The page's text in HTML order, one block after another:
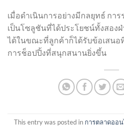
เมื่อดำเนินการอย่างมีกลยุทธ์ ก
เป็นโซลูชันที่ได้ประโยชน์ทั้งสองฝ่
ได้ในขณะที่ลูกค้าก็ได้รับข้อเสน
การช็อปปิ้งที่สนุกสนานยิ่งขึ้น
This entry was posted in การตลาดออ